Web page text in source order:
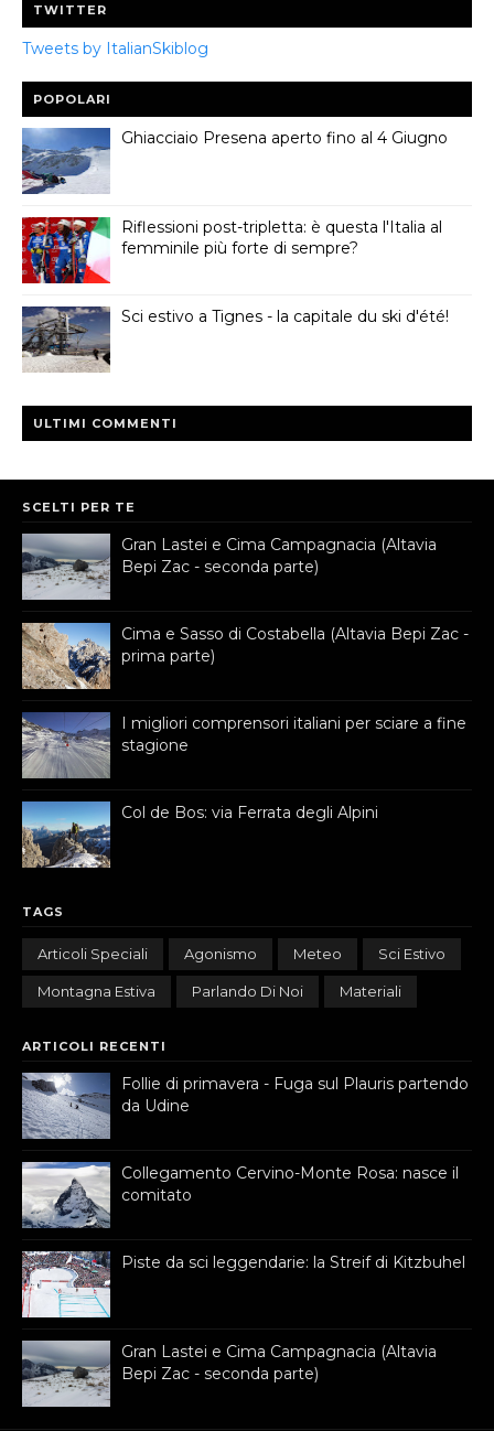
TWITTER
Tweets by ItalianSkiblog
POPOLARI
Ghiacciaio Presena aperto fino al 4 Giugno
Riflessioni post-tripletta: è questa l'Italia al
femminile più forte di sempre?
Sci estivo a Tignes - la capitale du ski d'été!
ULTIMI COMMENTI
SCELTI PER TE
Gran Lastei e Cima Campagnacia (Altavia
Bepi Zac - seconda parte)
Cima e Sasso di Costabella (Altavia Bepi Zac -
prima parte)
I migliori comprensori italiani per sciare a fine
stagione
Col de Bos: via Ferrata degli Alpini
TAGS
Articoli Speciali Agonismo Meteo Sci Estivo
Montagna Estiva Parlando Di Noi Materiali
ARTICOLI RECENTI
Follie di primavera - Fuga sul Plauris partendo
da Udine
Collegamento Cervino-Monte Rosa: nasce il
comitato
Piste da sci leggendarie: la Streif di Kitzbuhel
Gran Lastei e Cima Campagnacia (Altavia
Bepi Zac - seconda parte)